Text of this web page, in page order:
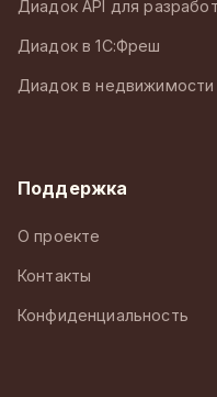
Диадок API для
Диадок в 1С:Фреш
Диадок в недвижимости
Поддержка
О проекте
Контакты
Конфиденциальность